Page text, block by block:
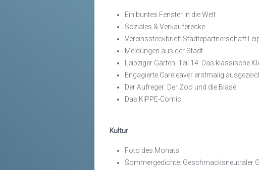
Ein buntes Fenster in die Welt
Soziales & Verkäuferecke
Vereinssteckbrief: Städtepartnerschaft
Meldungen aus der Stadt
Leipziger Gärten, Teil 14: Das klassische
Engagierte Careleaver erstmalig
Der Aufreger: Der Zoo und die Blase
Das KiPPE-Comic
Kultur
Foto des Monats
Sommergedichte: Geschmacksneutraler